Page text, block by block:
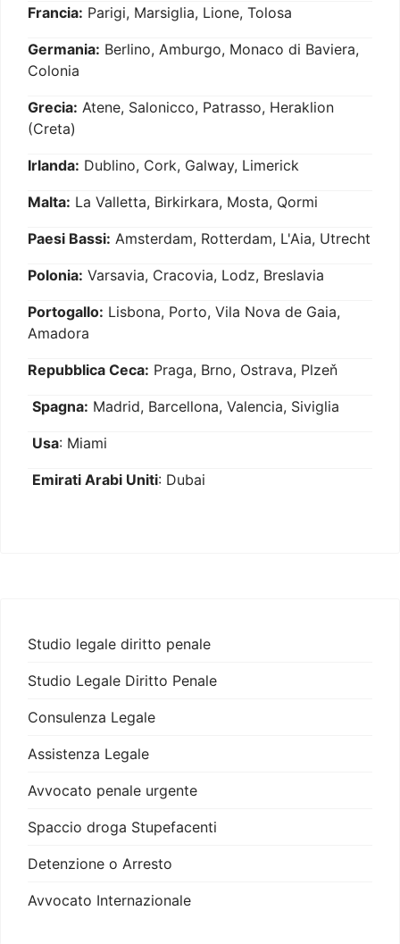
Francia: Parigi, Marsiglia, Lione, Tolosa
Germania: Berlino, Amburgo, Monaco di Baviera,
Colonia
Grecia: Atene, Salonicco, Patrasso, Heraklion
(Creta)
Irlanda: Dublino, Cork, Galway, Limerick
Malta: La Valletta, Birkirkara, Mosta, Qormi
Paesi Bassi: Amsterdam, Rotterdam, L'Aia, Utrecht
Polonia: Varsavia, Cracovia, Lodz, Breslavia
Portogallo: Lisbona, Porto, Vila Nova de Gaia,
Amadora
Repubblica Ceca: Praga, Brno, Ostrava, Plzeň
Spagna: Madrid, Barcellona, Valencia, Siviglia
Usa: Miami
Emirati Arabi Uniti: Dubai
Studio legale diritto penale
Studio Legale Diritto Penale
Consulenza Legale
Assistenza Legale
Avvocato penale urgente
Spaccio droga Stupefacenti
Detenzione o Arresto
Avvocato Internazionale